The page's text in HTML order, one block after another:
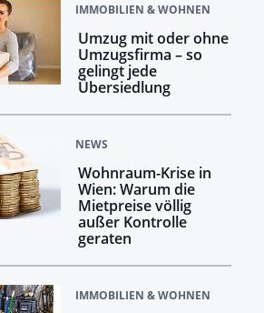
IMMOBILIEN & WOHNEN
Umzug mit oder ohne
Umzugsfirma – so
gelingt jede
Übersiedlung
NEWS
Wohnraum-Krise in
Wien: Warum die
Mietpreise völlig
außer Kontrolle
geraten
IMMOBILIEN & WOHNEN